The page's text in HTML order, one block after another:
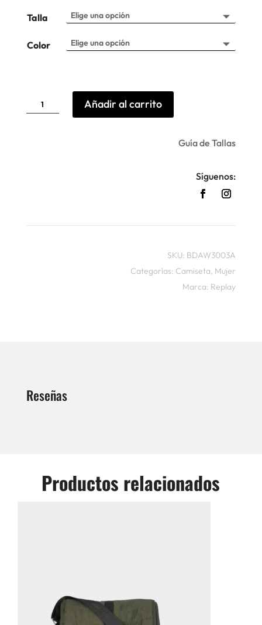
Talla
Color
slim
canalé
Añadir al carrito
Guía de Tallas
Síguenos:
SKU: BDAW3003A
Categorías: Camiseta, Mujer
Marca: Replay
Reseñas
Productos relacionados